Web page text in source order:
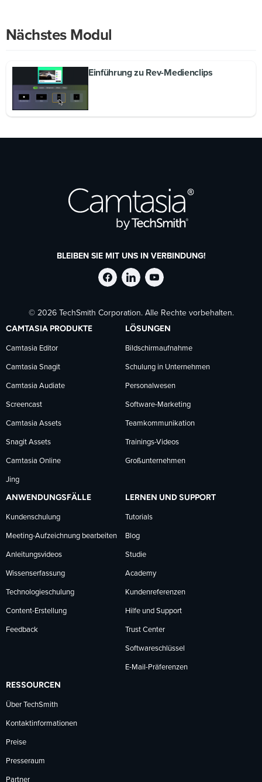
Nächstes Modul
Einführung zu Rev-Medienclips
BLEIBEN SIE MIT UNS IN VERBINDUNG!
TechSmith
auf
Facebook
folgen
TechSmith
auf
LinkedIn
folgen
TechSmith
auf
YouTube
© 2026 TechSmith Corporation. Alle Rechte vorbehalten.
CAMTASIA PRODUKTE
Camtasia Editor
Camtasia Snagit
Camtasia Audiate
Screencast
Camtasia Assets
Snagit Assets
Camtasia Online
Jing
LÖSUNGEN
Bildschirmaufnahme
Schulung in Unternehmen
Personalwesen
Software-Marketing
Teamkommunikation
Trainings-Videos
Großunternehmen
ANWENDUNGSFÄLLE
Kundenschulung
Meeting-Aufzeichnung bearbeiten
Anleitungsvideos
Wissenserfassung
Technologieschulung
Content-Erstellung
Feedback
LERNEN UND SUPPORT
Tutorials
Blog
Studie
Academy
Kundenreferenzen
Hilfe und Support
Trust Center
Softwareschlüssel
E-Mail-Präferenzen
RESSOURCEN
Über TechSmith
Kontaktinformationen
Preise
Presseraum
Partner